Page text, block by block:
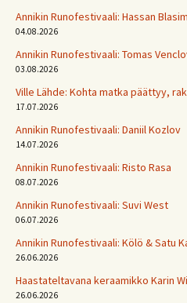
Annikin Runofestivaali: Has­san
04.08.2026
Annikin Runofestivaali: Tomas
03.08.2026
Ville Lähde: Kohta matka päättyy,
17.07.2026
Annikin Runofestivaali: Daniil Kozlov
14.07.2026
Annikin Runofestivaali: Risto Rasa
08.07.2026
Annikin Runofestivaali: Suvi West
06.07.2026
Annikin Runofestivaali: Kölö & Satu
26.06.2026
Haastateltavana keraamikko Karin
26.06.2026